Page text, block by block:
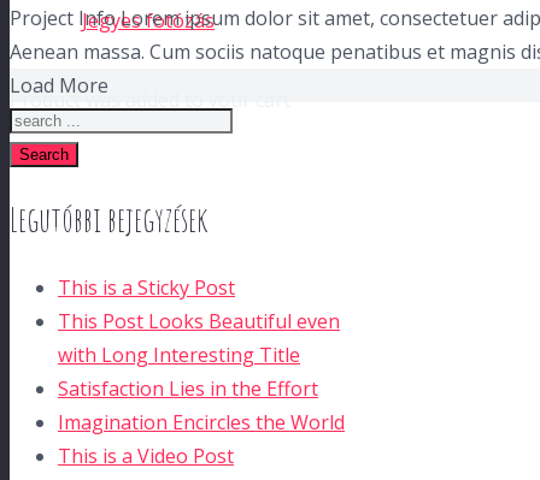
Jegyes fotózás
Productwas added to your cart
Project Info Lorem ipsum dolor sit amet, consectetuer
Aenean massa. Cum sociis natoque penatibus et magnis
Load More
Search
Legutóbbi bejegyzések
This is a Sticky Post
This Post Looks Beautiful even
with Long Interesting Title
Satisfaction Lies in the Effort
Imagination Encircles the World
This is a Video Post